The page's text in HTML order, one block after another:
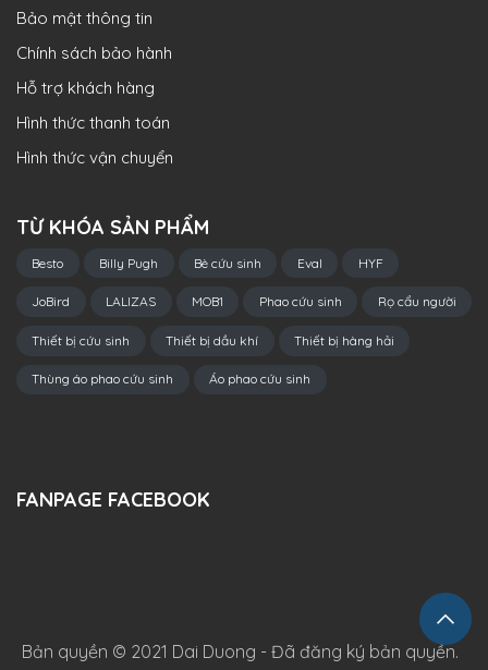
Bảo mật thông tin
Chính sách bảo hành
Hỗ trợ khách hàng
Hình thức thanh toán
Hình thức vận chuyển
TỪ KHÓA SẢN PHẨM
Besto Billy Pugh Bè cứu sinh Eval HYF
JoBird LALIZAS MOB1 Phao cứu sinh Rọ cẩu người
Thiết bị cứu sinh Thiết bị dầu khí Thiết bị hàng hải
Thùng áo phao cứu sinh Áo phao cứu sinh
FANPAGE FACEBOOK
Bản quyền © 2021 Dai Duong - Đã đăng ký bản quyền.